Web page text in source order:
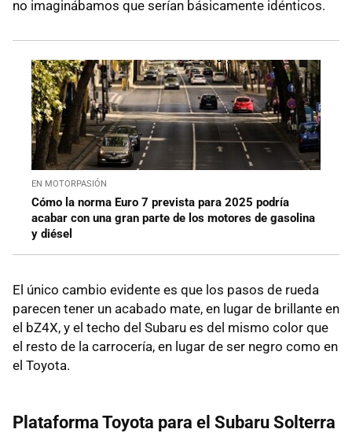
no imaginábamos que serían básicamente idénticos.
EN MOTORPASIÓN
Cómo la norma Euro 7 prevista para 2025 podría
acabar con una gran parte de los motores de gasolina
y diésel
El único cambio evidente es que los pasos de rueda
parecen tener un acabado mate, en lugar de brillante en
el bZ4X, y el techo del Subaru es del mismo color que
el resto de la carrocería, en lugar de ser negro como en
el Toyota.
Plataforma Toyota para el Subaru Solterra